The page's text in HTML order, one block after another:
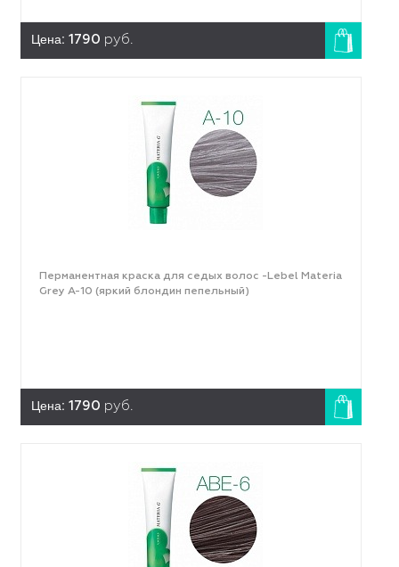
Цена: 1790 руб.
Перманентная краска для седых волос -Lebel Materia
Grey A-10 (яркий блондин пепельный)
Цена: 1790 руб.